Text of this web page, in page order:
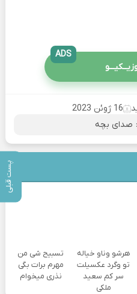
پست قبلی
ADS
16 ژوئن 2023
صدای بچه
هرشو وناو خیاله
تو وگرد عکسیلت
سر کم سعید
ملکی
تسبیح شی من
مهرم برات بگی
نذری میخوام